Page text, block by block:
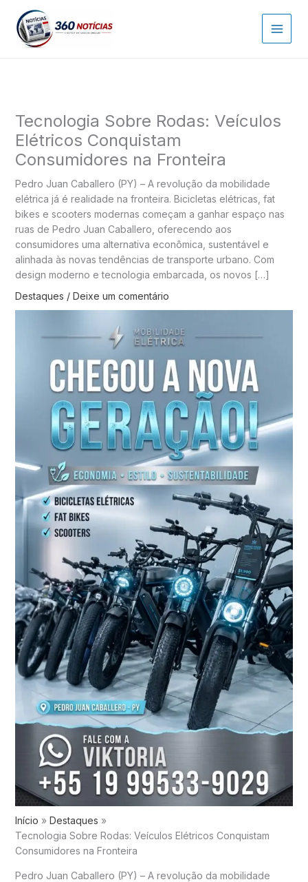
para
conteúdo
Tecnologia Sobre Rodas: Veículos
Elétricos Conquistam
Consumidores na Fronteira
Pedro Juan Caballero (PY) – A revolução da mobilidade
elétrica já é realidade na fronteira. Bicicletas elétricas, fat
bikes e scooters modernas começam a ganhar espaço nas
ruas de Pedro Juan Caballero, oferecendo aos
consumidores uma alternativa econômica, sustentável e
alinhada às novas tendências de transporte urbano. Com
design moderno e tecnologia embarcada, os novos […]
Destaques / Deixe um comentário
Início
Destaques
Tecnologia Sobre Rodas: Veículos Elétricos Conquistam
Consumidores na Fronteira
Pedro Juan Caballero (PY) – A revolução da mobilidade